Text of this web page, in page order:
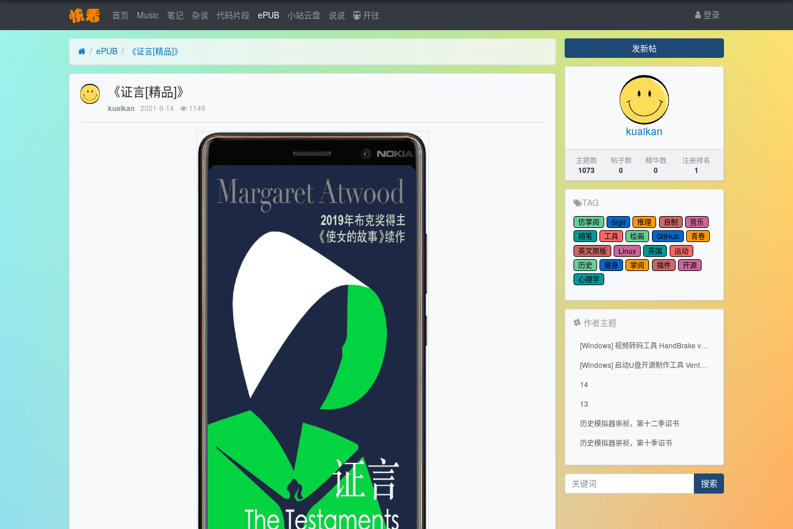
首页 Music 笔记 杂谈 代码片段 ePUB 小站云盘 说说 开往 登录
ePUB 《证言[精品]》
《证言[精品]》
kuaikan 2021-9-14 1149
发新帖
kuaikan
主题数
1073
帖子数
0
精华数
0
注册排名
1
TAG
仿掌阅 Sigil 推理 自制
音乐
随笔
工具 绘画 GitHub
青春
英文原版
Linux 英国
运动
历史
健身 掌阅 插件
开源
心理学
作者主题
[Windows] 视频转码工具 HandBrake v1.11.2
[Windows] 启动U盘开源制作工具 Ventoy 1.1.17
14
13
历史模拟器崇祯，第十二季诏书
历史模拟器崇祯，第十季诏书
搜索